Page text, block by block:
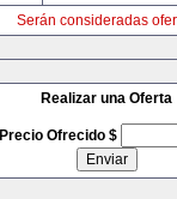
Serán consideradas
Realizar una Oferta
Precio Ofrecido $